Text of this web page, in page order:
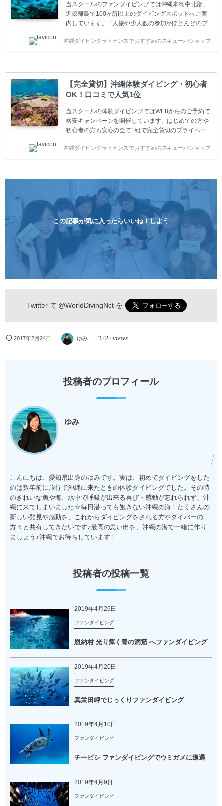
迎 / 保険 / 全て込み ダイビング...
当スクールのファンダイビングでは沖縄本島中北部、
近郊離島で100ヶ所以上のダイビングスポットへご案
内しています。 1人旅や少人数の参加がほとんどのプ
の方も安心して楽しめるようにリフレッシュダイビン
グコースもご用意しています。お1人様も初心者の方
イセンスを取得したお客様、ファンダイビングのリピ
ーター様はファンダイビングの全てのコース費が
10%OFF、フル器材レンタルが50%OFFになります。
沖縄本島周辺ビーチ・ファンダイビング ￥13800(税
込)【 2ビーチ 】 ウエイト / タンク / 送迎...
沖縄ダイビングライセンスでおすすめのスキューバショップ
【完全貸切】沖縄体験ダイビング・初心者
OK！口コミで人気1位
当スクールの体験ダイビングではWEBからのご予約で
格安キャンペーンを開催しています。はじめての方や
初心者の方も安心の全て1組で完全貸切のプライベー
1人様から気軽にご参加ください。 全てのコースで高
画質の記念撮影&水中撮影付きです。初心者の方やダ
す。 沖縄本島周辺ビーチ・体験ダイビング 格安キャ
ンペーン！！￥16800 ￥11800(税込) 器材 / 送迎 / 保
険 / 全て込み ダイビングがはじめての方や初心者でも
気軽に体験できる半日のコース。沖縄本島のビーチか
らのんびりダイビングを楽しめます...
沖縄ダイビングライセンスでおすすめのスキューバショップ
この記事が気に入ったらいいね！しよう
Twitter で @WorldDivingNetを
2017年2月24日 ゆみ 3222 views
投稿者のプロフィール
ゆみ
こんにちは、愛知県出身のゆみです。実は、初めてダイビングをした
のは数年前に旅行で沖縄に来たときの体験ダイビングでした。その時
のきれいな魚や海、水中で呼吸が出来る喜び・感動が忘れられず、沖
縄に来てしまいました☆毎日潜っても飽きない沖縄の海！たくさんの
新しい発見や感動を、これからダイビングをされる方やダイバーの
方々と共有してきたいです♪最高の思い出を、沖縄の海で一緒に作り
ましょう♪沖縄でお待ちしています！
投稿者の投稿一覧
2019年4月26日
ファンダイビング
恩納村 光り輝く青の洞窟 へファンダイビング
2019年4月20日
ファンダイビング
真栄田岬でじっくりファンダイビング
2019年4月10日
ファンダイビング
チービシ ファンダイビングでウミガメに遭遇
2019年4月9日
ファンダイビング